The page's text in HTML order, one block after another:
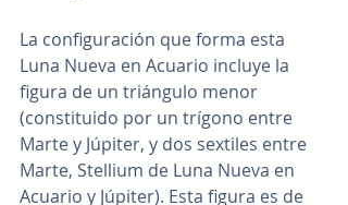
La configuración que forma esta
Luna Nueva en Acuario incluye la
figura de un triángulo menor
(constituido por un trígono entre
Marte y Júpiter, y dos sextiles entre
Marte, Stellium de Luna Nueva en
Acuario y Júpiter). Esta figura es de